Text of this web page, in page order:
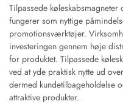
Tilpassede
fungerer som nyttige
promotionsværktøjer.
investeringen gennem høje
for produktet. Tilpassede
ved at yde praktisk nytte ud
dermed kundetilbageholdelse
attraktive produkter.